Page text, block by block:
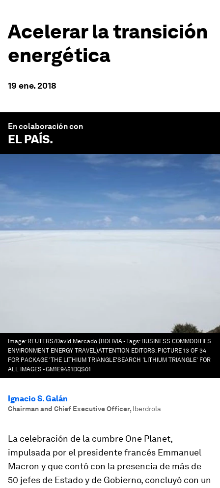
Acelerar la transición
energética
19 ene. 2018
En colaboración con
EL PAÍS.
Image: REUTERS/David Mercado (BOLIVIA - Tags: BUSINESS COMMODITIES
ENVIRONMENT ENERGY TRAVEL)ATTENTION EDITORS: PICTURE 13 OF 34
FOR PACKAGE 'THE LITHIUM TRIANGLE'SEARCH 'LITHIUM TRIANGLE' FOR
ALL IMAGES - GM1E9451DQS01
Ignacio S. Galán
Chairman and Chief Executive Officer, Iberdrola
La celebración de la cumbre One Planet,
impulsada por el presidente francés Emmanuel
Macron y que contó con la presencia de más de
50 jefes de Estado y de Gobierno, concluyó con un